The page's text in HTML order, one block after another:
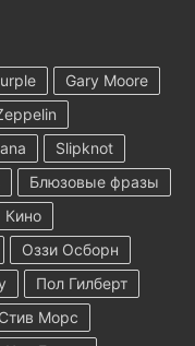
Gary Moore
Slipknot
Блюзовые фразы
Кино
Оззи Осборн
Пол Гилберт
Стив Морс